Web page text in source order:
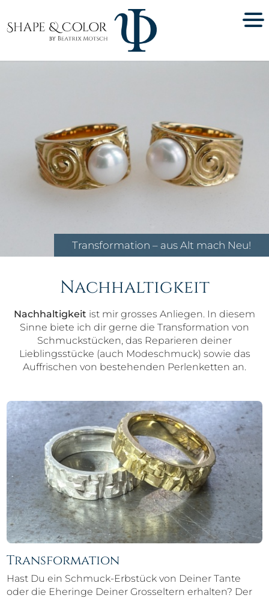
Transformation – aus Alt mach Neu!
Nachhaltigkeit
Nachhaltigkeit ist mir grosses Anliegen. In diesem
Sinne biete ich dir gerne die Transformation von
Schmuckstücken, das Reparieren deiner
Lieblingsstücke (auch Modeschmuck) sowie das
Auffrischen von bestehenden Perlenketten an.
Transformation
Hast Du ein Schmuck-Erbstück von Deiner Tante
oder die Eheringe Deiner Grosseltern erhalten? Der